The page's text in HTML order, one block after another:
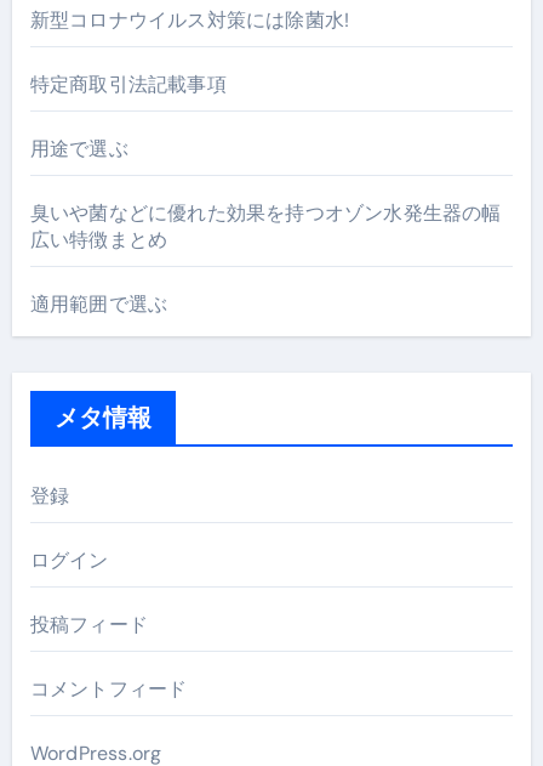
新型コロナウイルス対策には除菌水!
特定商取引法記載事項
用途で選ぶ
臭いや菌などに優れた効果を持つオゾン水発生器の幅
広い特徴まとめ
適用範囲で選ぶ
メタ情報
登録
ログイン
投稿フィード
コメントフィード
WordPress.org